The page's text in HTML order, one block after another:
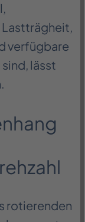
verfügbare
lässt
rotierenden